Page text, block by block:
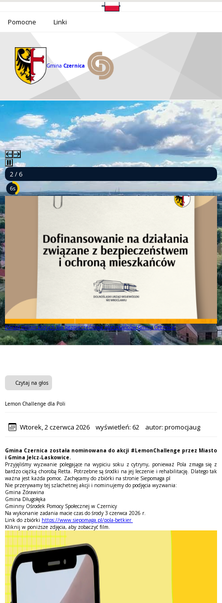
Pomocne Linki
Gmina Czernica
2 / 6
4s
Ponad milion złotych dla bezpieczeństwa mieszkańców Gminy Czernica!
Ponad milion złotych dla bezpieczeństwa mieszkańców Gminy Czernica!
Czytaj na głos
Lemon Challenge dla Poli
Wtorek, 2 czerwca 2026 wyświetleń: 62 autor: promocjaug
Gmina Czernica została nominowana do akcji #LemonChallenge przez Miasto
i Gmina Jelcz-Laskowice.
Przyjęliśmy wyzwanie polegające na wypiciu soku z cytryny, ponieważ Pola zmaga się z
bardzo ciężką chorobą Retta. Potrzebne są środki na jej leczenie i rehabilitację. Dlatego tak
ważna jest każda pomoc. Zachęcamy do zbiórki na stronie Siepomaga.pl
Nie przerywamy tej szlachetnej akcji i nominujemy do podjęcia wyzwania:
Gmina Żórawina
Gmina Długołęka
Gminny Ośrodek Pomocy Społecznej w Czernicy
Na wykonanie zadania macie czas do środy 3 czerwca 2026 r.
Link do zbiórki https://www.siepomaga.pl/pola-betkier
Kliknij w poniższe zdjęcia, aby zobaczyć film.